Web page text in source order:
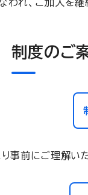
われ、ご加入を
制度のご
事前にご理解い